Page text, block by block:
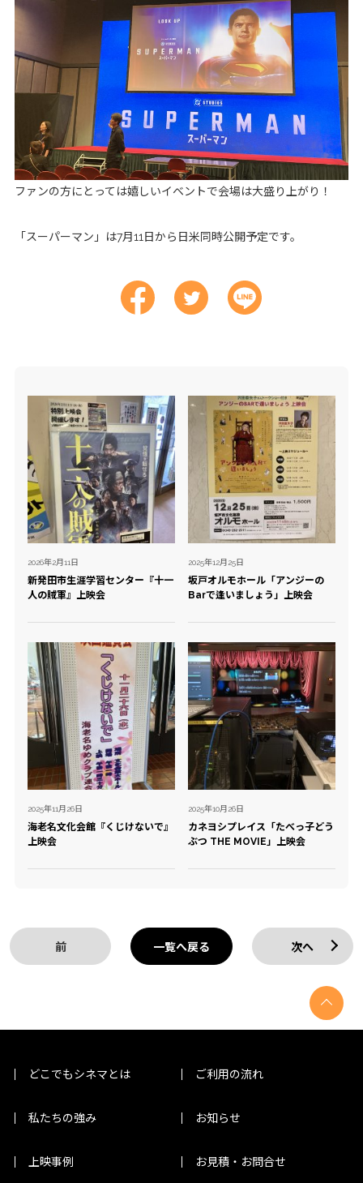
ファンの方にとっては嬉しいイベントで会場は大盛り上がり！
「スーパーマン」は7月11日から日米同時公開予定です。
2026年2月11日
新発田市生涯学習センター『十一
人の賊軍』上映会
2025年12月25日
坂戸オルモホール「アンジーの
Barで逢いましょう」上映会
2025年11月26日
海老名文化会館『くじけないで』
上映会
2025年10月26日
カネヨシプレイス「たべっ子どう
ぶつ THE MOVIE」上映会
前 一覧へ戻る 次へ
どこでもシネマとは ご利用の流れ
私たちの強み お知らせ
上映事例 お見積・お問合せ